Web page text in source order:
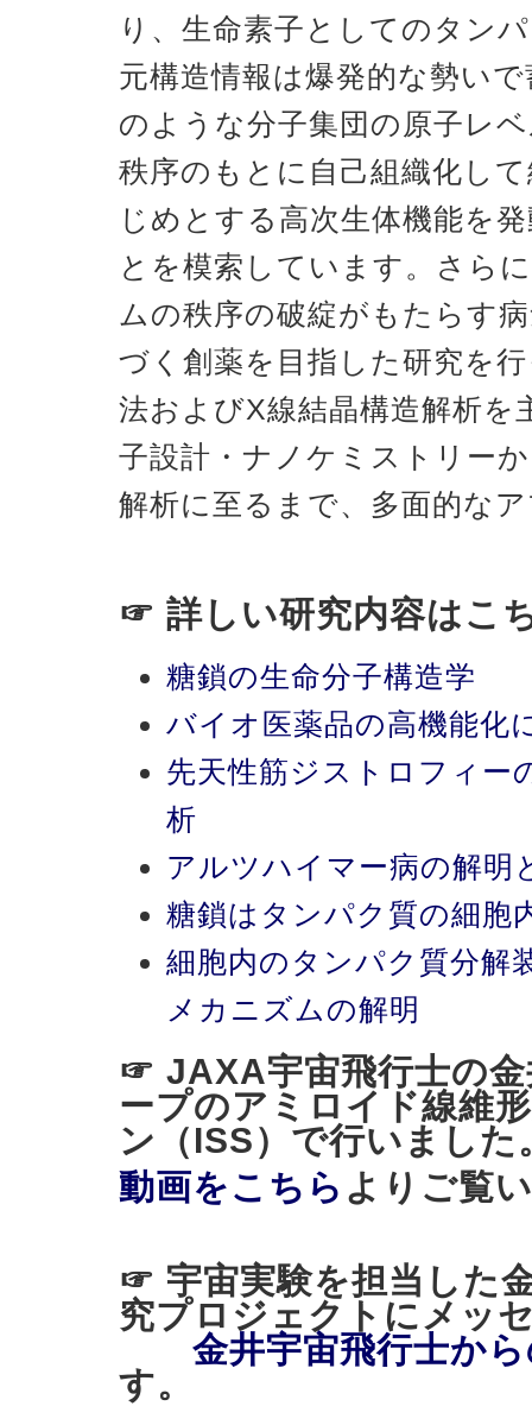
り、生命素子としてのタン
元構造情報は爆発的な勢い
のような分子集団の原子レ
秩序のもとに自己組織化し
じめとする高次生体機能を
とを模索しています。さら
ムの秩序の破綻がもたらす
づく創薬を目指した研究を
法およびX線結晶構造解析を
子設計・ナノケミストリー
解析に至るまで、多面的な
☞ 詳しい研究内容はこ
糖鎖の生命分子構造学
バイオ医薬品の高機能化
先天性筋ジストロフィー
析
アルツハイマー病の解明
糖鎖はタンパク質の細胞
細胞内のタンパク質分解
メカニズムの解明
☞ JAXA宇宙飛行士の金
ープのアミロイド線維
ン（ISS）で行いました
動画をこちら よりご覧
☞ 宇宙実験を担当した
究プロジェクトにメッ
金井宇宙飛行士か
す。